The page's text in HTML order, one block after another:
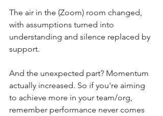
The air in the (Zoom) room changed,
with assumptions turned into
understanding and silence replaced by
support.
And the unexpected part? Momentum
actually increased. So if you're aiming
to achieve more in your team/org,
remember performance never comes